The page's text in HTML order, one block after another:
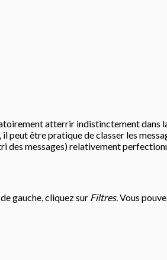
atterrir indistinctement dans
il peut être pratique de classer les
des messages) relativement
gauche, cliquez sur Filtres. Vous